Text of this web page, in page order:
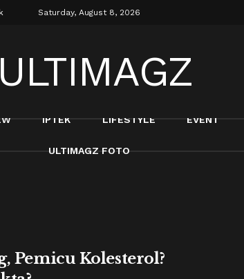
Saturday, August 8, 2026
IPTEK LIFESTYLE EVENT
ULTIMAGZ FOTO
Pemicu Kolesterol?